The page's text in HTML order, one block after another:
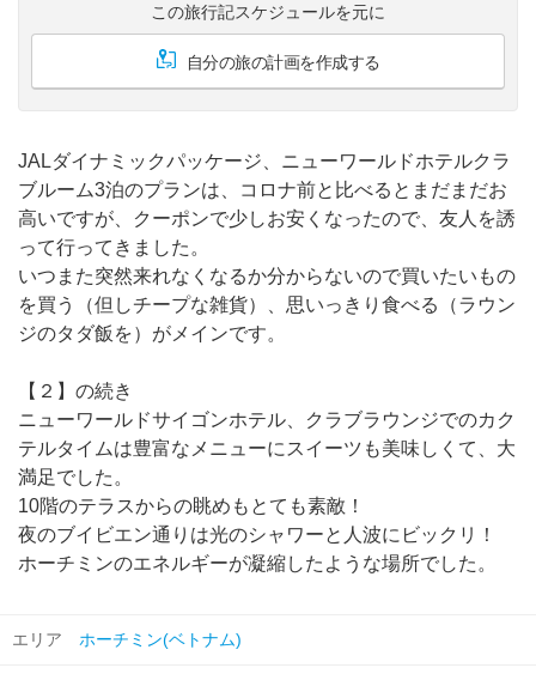
この旅行記スケジュールを元に
自分の旅の計画を作成する
JALダイナミックパッケージ、ニューワールドホテルクラ
ブルーム3泊のプランは、コロナ前と比べるとまだまだお
高いですが、クーポンで少しお安くなったので、友人を誘
って行ってきました。
いつまた突然来れなくなるか分からないので買いたいもの
を買う（但しチープな雑貨）、思いっきり食べる（ラウン
ジのタダ飯を）がメインです。
【２】の続き
ニューワールドサイゴンホテル、クラブラウンジでのカク
テルタイムは豊富なメニューにスイーツも美味しくて、大
満足でした。
10階のテラスからの眺めもとても素敵！
夜のブイビエン通りは光のシャワーと人波にビックリ！
ホーチミンのエネルギーが凝縮したような場所でした。
エリア ホーチミン(ベトナム)